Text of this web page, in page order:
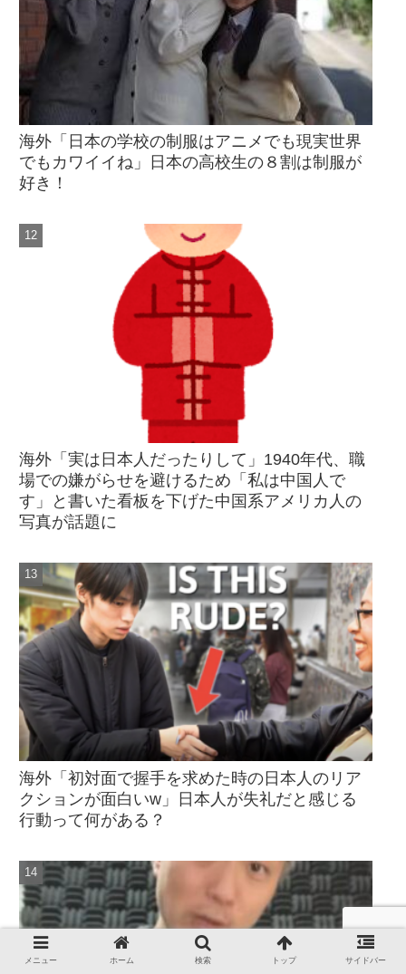
海外「日本の学校の制服はアニメでも現実世界
でもカワイイね」日本の高校生の８割は制服が
好き！
海外「実は日本人だったりして」1940年代、職
場での嫌がらせを避けるため「私は中国人で
す」と書いた看板を下げた中国系アメリカ人の
写真が話題に
海外「初対面で握手を求めた時の日本人のリア
クションが面白いw」日本人が失礼だと感じる
行動って何がある？
メニュー ホーム 検索 トップ サイドバー